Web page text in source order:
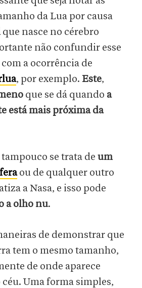
da Lua por causa
que nasce no cérebro
não confundir esse
a ocorrência de
, por exemplo. Este,
que se dá quando a
está mais próxima da
se trata de um
ou de qualquer outro
a Nasa, e isso pode
a olho nu.
de demonstrar que
tem o mesmo tamanho,
de onde aparece
Uma forma simples,